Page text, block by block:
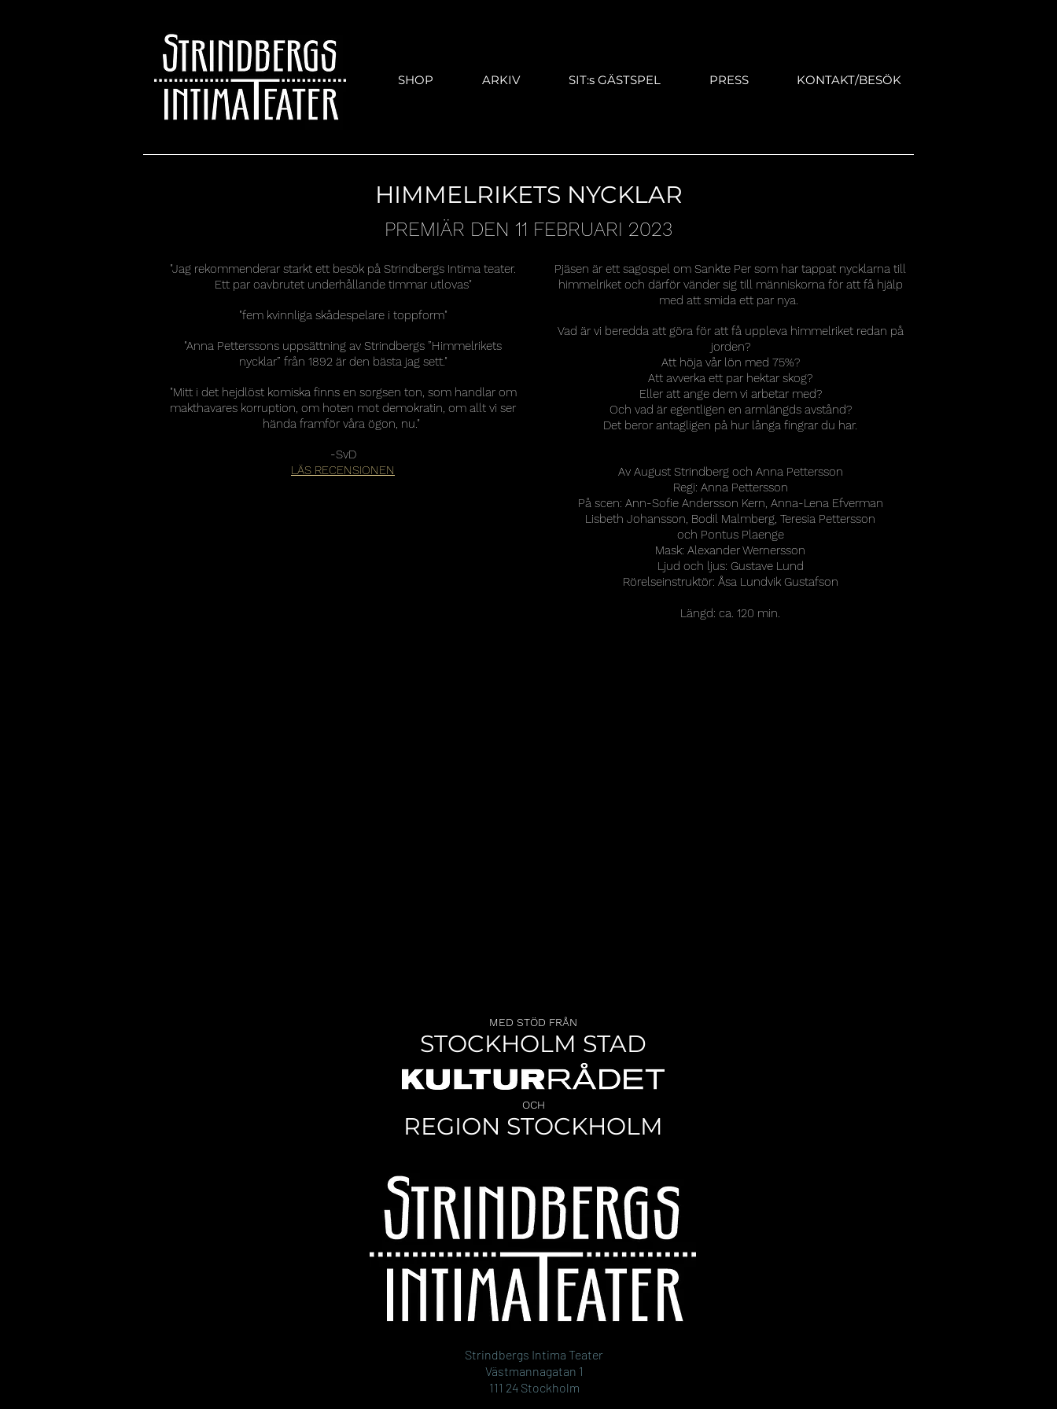
SHOP ARKIV SIT:s GÄSTSPEL PRESS KONTAKT/BESÖK
HIMMELRIKETS NYCKLAR
PREMIÄR DEN 11 FEBRUARI 2023
"Jag rekommenderar starkt ett besök på Strindbergs Intima teater.
Ett par oavbrutet underhållande timmar utlovas"
"fem kvinnliga skådespelare i toppform"
"Anna Petterssons uppsättning av Strindbergs ”Himmelrikets
nycklar” från 1892 är den bästa jag sett."
"Mitt i det hejdlöst komiska finns en sorgsen ton, som handlar om
makthavares korruption, om hoten mot demokratin, om allt vi ser
hända framför våra ögon, nu."
-SvD
LÄS RECENSIONEN
Pjäsen är ett sagospel om Sankte Per som har tappat nycklarna till
himmelriket och därför vänder sig till människorna för att få hjälp
med att smida ett par nya.
Vad är vi beredda att göra för att få uppleva himmelriket redan på
jorden?
Att höja vår lön med 75%?
Att avverka ett par hektar skog?
Eller att ange dem vi arbetar med?
Och vad är egentligen en armlängds avstånd?
Det beror antagligen på hur långa fingrar du har.
Av August Strindberg och Anna Pettersson​
Regi: Anna Pettersson
På scen: Ann-Sofie Andersson Kern, Anna-Lena Efverman
Lisbeth Johansson, Bodil Malmberg, Teresia Pettersson
och Pontus Plaenge
Mask: Alexander Wernersson
Ljud och ljus: Gustave Lund
Rörelseinstruktör: Åsa Lundvik Gustafson
Längd: ca. 120 min.
MED STÖD FRÅN
STOCKHOLM STAD
OCH
REGION STOCKHOLM
Strindbergs Intima Teater
Västmannagatan 1
111 24 Stockholm